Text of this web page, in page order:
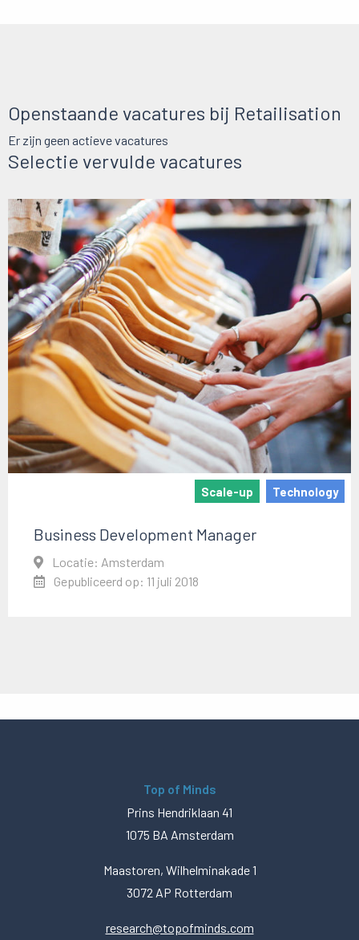
Selectie vervulde vacatures
Scale-up Technology
Business Development Manager
Locatie: Amsterdam
Gepubliceerd op: 11 juli 2018
Openstaande vacatures bij Retailisation
Er zijn geen actieve vacatures
Top of Minds
Prins Hendriklaan 41
1075 BA Amsterdam
Maastoren, Wilhelminakade 1
3072 AP Rotterdam
research@topofminds.com